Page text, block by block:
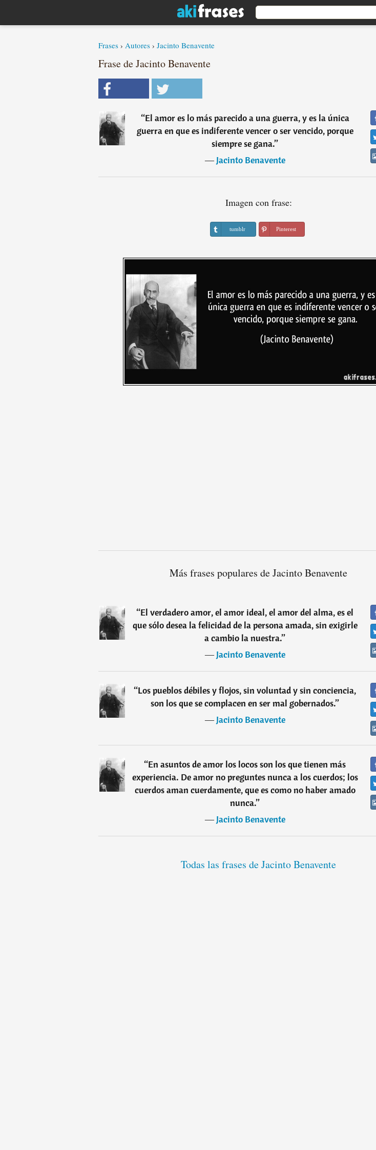
Frases › Autores › Jacinto Benavente
Frase de Jacinto Benavente
“El amor es lo más parecido a una guerra, y es la única
guerra en que es indiferente vencer o ser vencido, porque
siempre se gana.”
―Jacinto Benavente
Imagen con frase:
tumblr Pinterest
Más frases populares de Jacinto Benavente
“El verdadero amor, el amor ideal, el amor del alma, es el
que sólo desea la felicidad de la persona amada, sin exigirle
a cambio la nuestra.”
―Jacinto Benavente
“Los pueblos débiles y flojos, sin voluntad y sin conciencia,
son los que se complacen en ser mal gobernados.”
―Jacinto Benavente
“En asuntos de amor los locos son los que tienen más
experiencia. De amor no preguntes nunca a los cuerdos; los
cuerdos aman cuerdamente, que es como no haber amado
nunca.”
―Jacinto Benavente
Todas las frases de Jacinto Benavente